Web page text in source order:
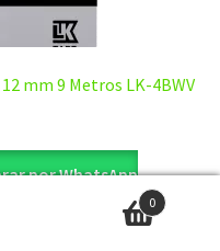
mm 9 Metros LK-4BWV
por WhatsApp
0